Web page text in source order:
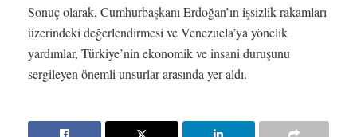
Sonuç olarak, Cumhurbaşkanı Erdoğan’ın işsizlik rakamları
üzerindeki değerlendirmesi ve Venezuela’ya yönelik
yardımlar, Türkiye’nin ekonomik ve insani duruşunu
sergileyen önemli unsurlar arasında yer aldı.